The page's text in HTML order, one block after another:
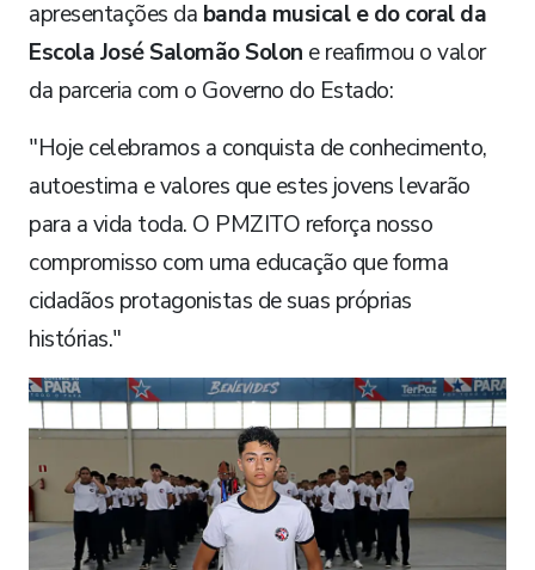
apresentações da banda musical e do coral da
Escola José Salomão Solon e reafirmou o valor
da parceria com o Governo do Estado:
​"Hoje celebramos a conquista de conhecimento,
autoestima e valores que estes jovens levarão
para a vida toda. O PMZITO reforça nosso
compromisso com uma educação que forma
cidadãos protagonistas de suas próprias
histórias."